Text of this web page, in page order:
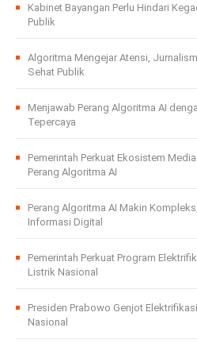
Kabinet Bayangan Perlu Hindari
Publik
Algoritma Mengejar Atensi,
Sehat Publik
Menjawab Perang Algoritma AI
Tepercaya
Pemerintah Perkuat Ekosistem
Perang Algoritma AI
Perang Algoritma AI Makin
Informasi Digital
Pemerintah Perkuat Program
Listrik Nasional
Presiden Prabowo Genjot
Nasional